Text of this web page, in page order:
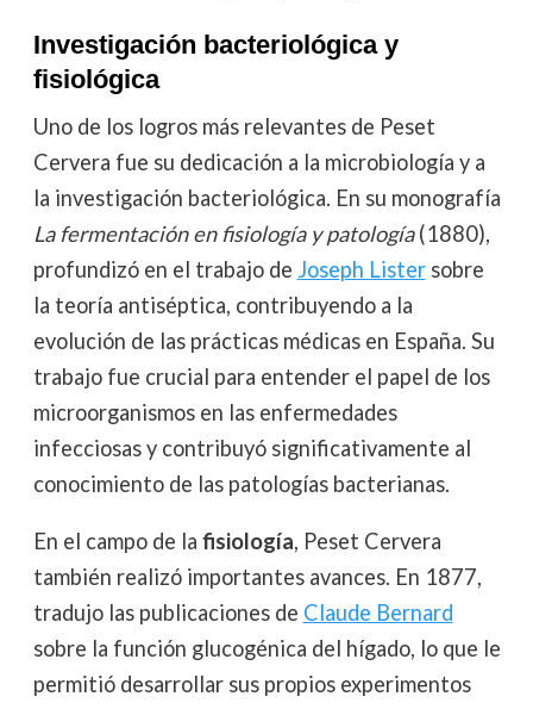
Investigación bacteriológica y
fisiológica
Uno de los logros más relevantes de Peset
Cervera fue su dedicación a la microbiología y a
la investigación bacteriológica. En su monografía
La fermentación en fisiología y patología(1880),
profundizó en el trabajo de Joseph Listersobre
la teoría antiséptica, contribuyendo a la
evolución de las prácticas médicas en España. Su
trabajo fue crucial para entender el papel de los
microorganismos en las enfermedades
infecciosas y contribuyó significativamente al
conocimiento de las patologías bacterianas.
En el campo de la fisiología, Peset Cervera
también realizó importantes avances. En 1877,
tradujo las publicaciones de Claude Bernard
sobre la función glucogénica del hígado, lo que le
permitió desarrollar sus propios experimentos